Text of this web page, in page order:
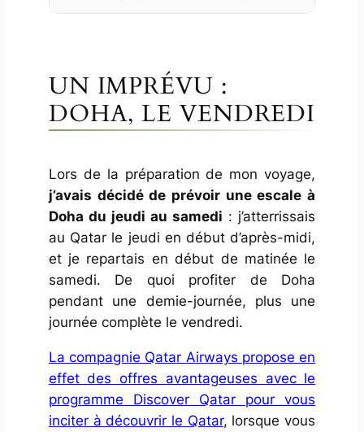
UN IMPRÉVU :
DOHA, LE VENDREDI
Lors de la préparation de mon voyage,
j’avais décidé de prévoir une escale à
Doha du jeudi au samedi : j’atterrissais
au Qatar le jeudi en début d’après-midi,
et je repartais en début de matinée le
samedi. De quoi profiter de Doha
pendant une demie-journée, plus une
journée complète le vendredi.
La compagnie Qatar Airways propose en
effet des offres avantageuses avec le
programme Discover Qatar pour vous
inciter à découvrir le Qatar, lorsque vous